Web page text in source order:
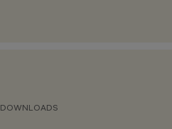
DOWNLOADS